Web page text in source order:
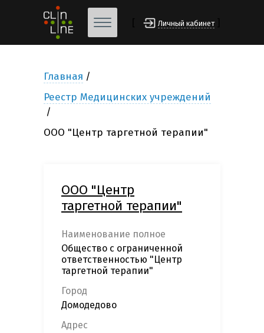
Личный кабинет
Главная
Реестр Медицинских учреждений
ООО "Центр таргетной терапии"
ООО "Центр
таргетной терапии"
Наименование полное
Общество с ограниченной
ответственностью "Центр
таргетной терапии"
Город
Домодедово
Адрес